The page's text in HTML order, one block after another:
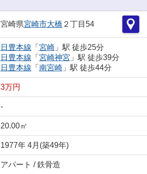
宮崎県宮崎市大橋 ２丁目54
日豊本線 「 宮崎」駅 徒歩25分
日豊本線 「 宮崎神宮 」駅 徒歩39分
日豊本線 「 南宮崎」駅 徒歩44分
3万円
-
20.00㎡
1977年 4月(築49年)
アパート / 鉄骨造